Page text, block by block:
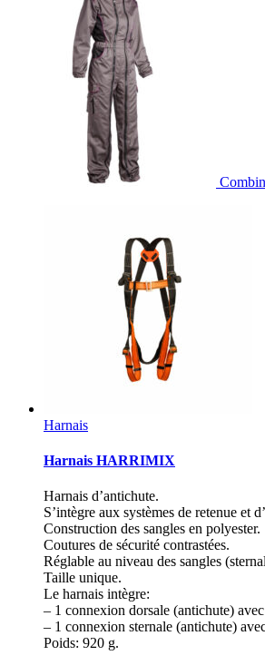
Harnais
Harnais HARRIMIX
Harnais d’antichute.
S’intègre aux systèmes de retenue et
Construction des sangles en polyester.
Coutures de sécurité contrastées.
Réglable au niveau des sangles
Taille unique.
Le harnais intègre:
– 1 connexion dorsale (antichute)
– 1 connexion sternale (antichute)
Poids: 920 g.